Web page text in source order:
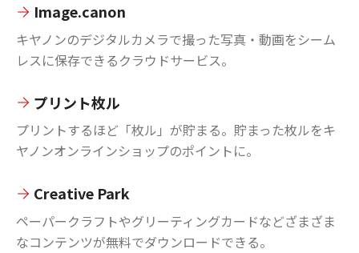
Image.canon
キヤノンのデジタルカメラで撮った写真・動画をシーム
レスに保存できるクラウドサービス。
プリント枚ル
プリントするほど「枚ル」が貯まる。貯まった枚ルをキ
ヤノンオンラインショップのポイントに。
Creative Park
ペーパークラフトやグリーティングカードなどざまざま
なコンテンツが無料でダウンロードできる。